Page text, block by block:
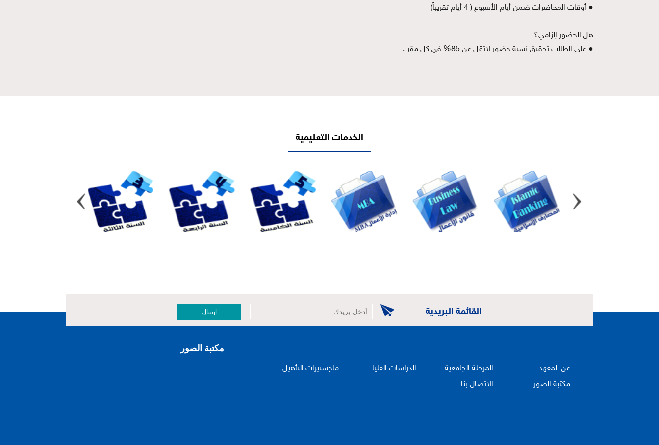
● أوقات المحاضرات ضمن أيام الأسبوع ( 4 أيام تقريباً)
هل الحضور إلزامي؟
● على الطالب تحقيق نسبة حضور لاتقل عن 85% في كل مقرر.
الخدمات التعليمية
القائمة البريدية ارسال
عن المعهد المرحلة الجامعية الدراسات العليا
ماجستيرات التأهيل
مكتبة الصور
الاتصال بنا